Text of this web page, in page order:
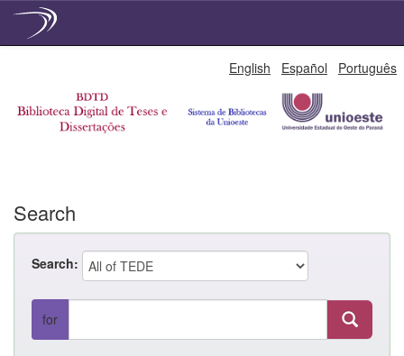
English Español Português
Search
Search:
for